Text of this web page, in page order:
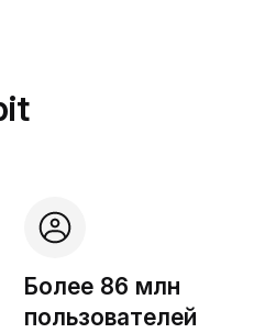
Более 86 млн
пользователей